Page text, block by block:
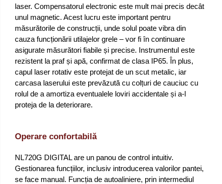
laser. Compensatorul electronic este mult mai precis decât
unul magnetic. Acest lucru este important pentru
măsurătorile de construcții, unde solul poate vibra din
cauza funcționării utilajelor grele – vor fi în continuare
asigurate măsurători fiabile și precise. Instrumentul este
rezistent la praf și apă, confirmat de clasa IP65. În plus,
capul laser rotativ este protejat de un scut metalic, iar
carcasa laserului este prevăzută cu colțuri de cauciuc cu
rolul de a amortiza eventualele loviri accidentale și a-l
proteja de la deteriorare.
Operare confortabilă
NL720G DIGITAL are un panou de control intuitiv.
Gestionarea funcțiilor, inclusiv introducerea valorilor pantei,
se face manual. Funcția de autoaliniere, prin intermediul